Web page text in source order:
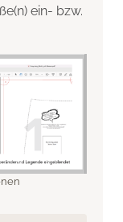
ein- bzw.